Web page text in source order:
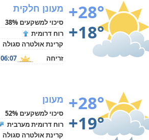
+28°
+18°
מעונן חלקית
סיכוי למשקעים 38%
רוח דרומית
קרינת אולטרה סגולה
זריחה
06:07
+28°
+19°
מעונן
סיכוי למשקעים 52%
רוח דרומית מערבית
קרינת אולטרה סגולה